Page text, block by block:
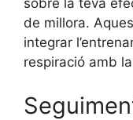
sobre la teva
de millora.
integrar
respiració amb